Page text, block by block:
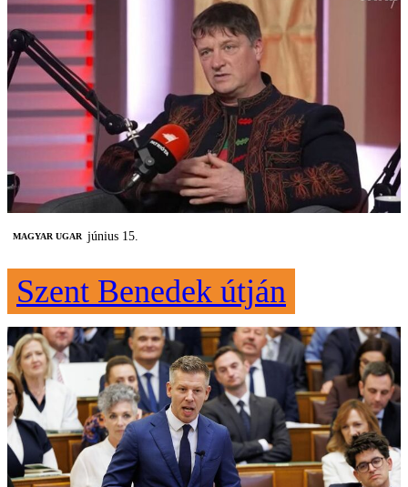
MAGYAR UGAR június 15.
Szent Benedek útján